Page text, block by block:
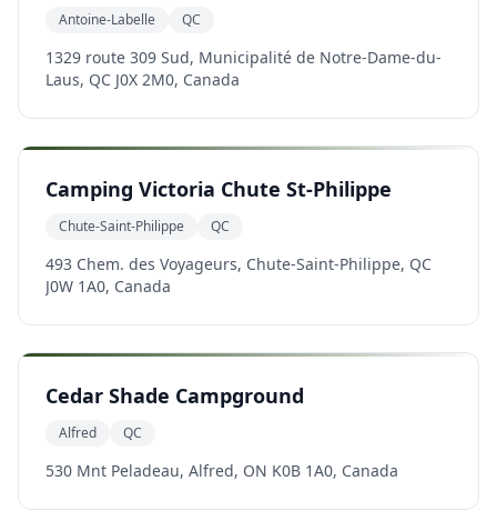
Antoine-Labelle QC
1329 route 309 Sud, Municipalité de Notre-Dame-du-
Laus, QC J0X 2M0, Canada
Camping Victoria Chute St-Philippe
Chute-Saint-Philippe QC
493 Chem. des Voyageurs, Chute-Saint-Philippe, QC
J0W 1A0, Canada
Cedar Shade Campground
Alfred QC
530 Mnt Peladeau, Alfred, ON K0B 1A0, Canada